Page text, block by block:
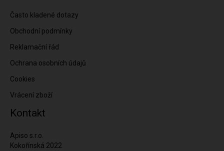
Často kladené dotazy
Obchodní podmínky
Reklamační řád
Ochrana osobních údajů
Cookies
Vrácení zboží
Kontakt
Apiso s.r.o.
Kokořínská 2022